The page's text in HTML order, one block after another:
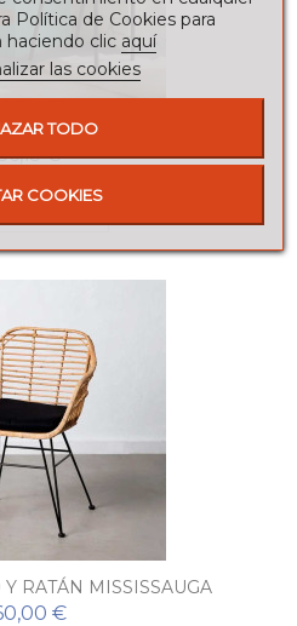
TORONTO
€
RATÁN MISSISSAUGA
€
Política de Cookies para
clic aquí
las cookies
TODO
COOKIES